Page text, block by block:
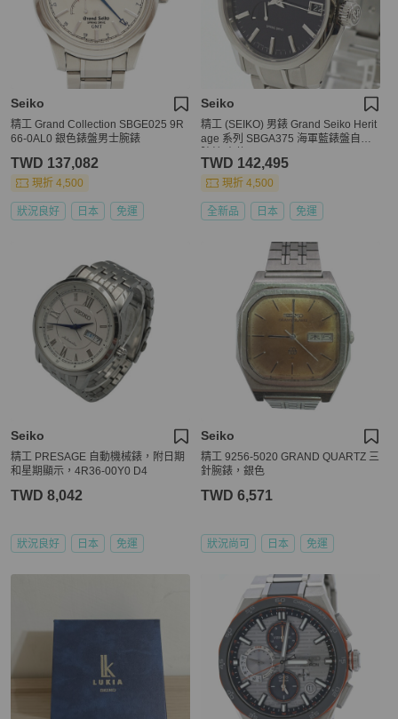
Seiko
精工 Grand Collection SBGE025 9R
66-0AL0 銀色錶盤男士腕錶
TWD 137,082
現折 4,500
狀況良好 日本 免運
Seiko
精工 (SEIKO) 男錶 Grand Seiko Herit
age 系列 SBGA375 海軍藍錶盤自動
TWD 142,495
現折 4,500
全新品 日本 免運
Seiko
精工 PRESAGE 自動機械錶，附日期
和星期顯示，4R36-00Y0 D4
TWD 8,042
狀況良好 日本 免運
Seiko
精工 9256-5020 GRAND QUARTZ 三
針腕錶，銀色
TWD 6,571
狀況尚可 日本 免運